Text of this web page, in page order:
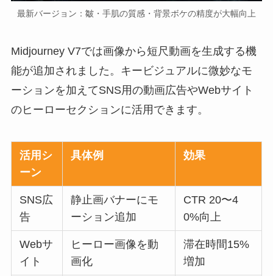
最新バージョン：皺・手肌の質感・背景ボケの精度が大幅向上
Midjourney V7では画像から短尺動画を生成する機
能が追加されました。キービジュアルに微妙なモ
ーションを加えてSNS用の動画広告やWebサイト
のヒーローセクションに活用できます。
活用シ
ーン
具体例 効果
SNS広
告
静止画バナーにモ
ーション追加
CTR 20〜4
0%向上
Webサ
イト
ヒーロー画像を動
画化
滞在時間15%
増加